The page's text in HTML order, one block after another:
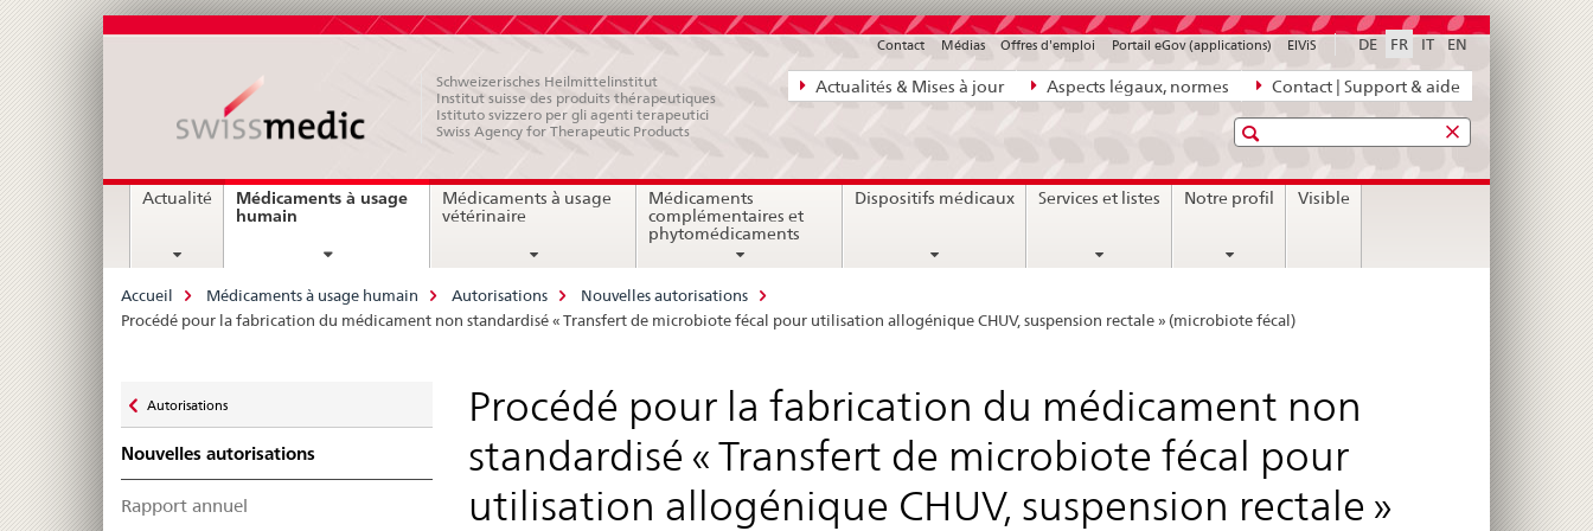
Navigation
directe:
bases
juridiques,
contact
Actualités & Mises à jour Aspects légaux, normes Contact | Support & aide
DE FR IT EN
Contact Médias Offres d'emploi Portail eGov (applications) ElViS
Schweizerisches Heilmittelinstitut
Institut suisse des produits thérapeutiques
Istituto svizzero per gli agenti terapeutici
Swiss Agency for Therapeutic Products
Recherche
Navigation
Actualité
Médicaments à usage
humain
Médicaments à usage
vétérinaire
Médicaments
complémentaires et
phytomédicaments
Dispositifs médicaux Services et listes Notre profil Visible
Breadcrumb
Accueil Médicaments à usage humain Autorisations
Nouvelles autorisations
Procédé pour la fabrication du médicament non standardisé « Transfert de microbiote fécal pour utilisation allogénique CHUV, suspension rectale » (microbiote fécal)
zu
Autorisations
Nouvelles autorisations
Rapport annuel
Procédé pour la fabrication du médicament non
standardisé « Transfert de microbiote fécal pour
utilisation allogénique CHUV, suspension rectale »